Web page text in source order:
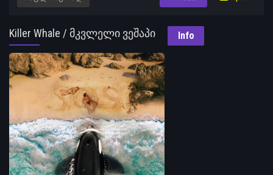
Killer Whale / მკვლელი ვეშაპი Info